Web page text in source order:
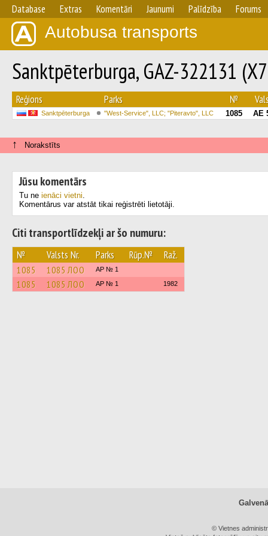
Database Extras Komentāri Jaunumi Palīdzība Forums
Autobusa transports
Sanktpēterburga, GAZ-322131
Reģions Parks №
Sanktpēterburga "West-Service", LLC; "Piteravto", LLC 1085 АЕ
↑ Norakstīts
Jūsu komentārs
Tu ne ienāci vietni.
Komentārus var atstāt tikai reģistrēti lietotāji.
Citi transportlīdzekļi ar šo numuru:
№ Valsts Nr. Parks Rūp.№ Raž.
1085 1085 ЛОО AP № 1
1085 1085 ЛОО AP № 1 1982
© Vietnes